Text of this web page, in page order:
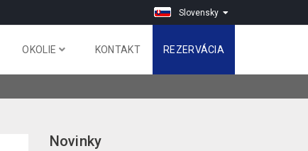
Slovensky
OKOLIE KONTAKT REZERVÁCIA
Novinky